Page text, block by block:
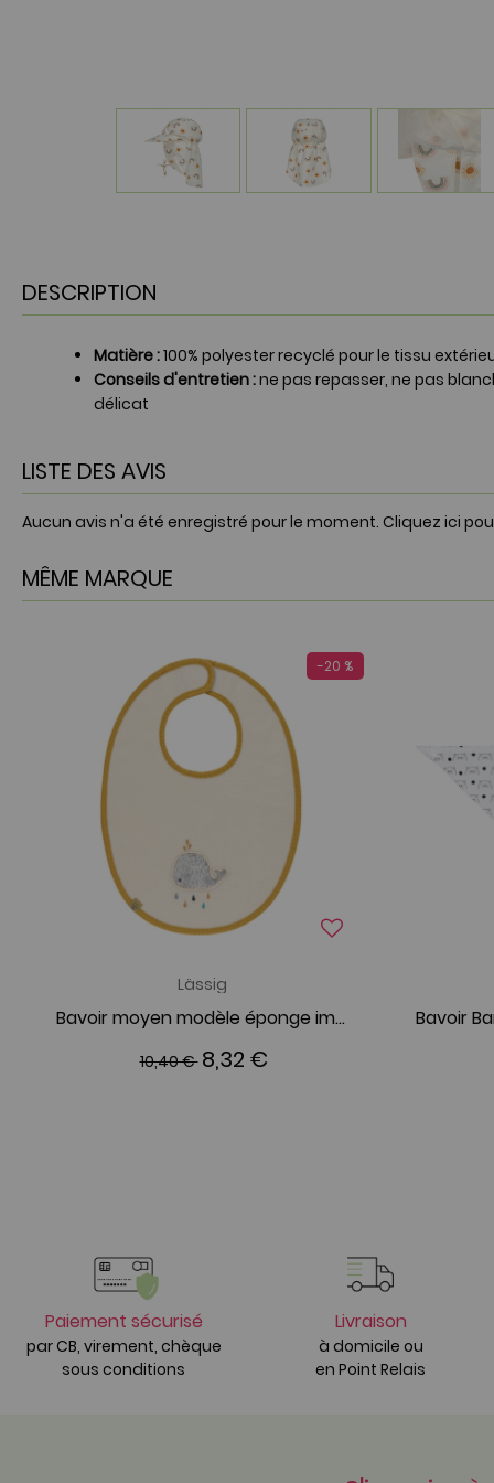
DESCRIPTION
Matière:100% polyester recyclé pour le tissu
Conseils d'entretien :ne pas repasser, ne pas
délicat
LISTE DES AVIS
Aucun avis n'a été enregistré pour le moment. Cliquez ici
MÊME MARQUE
-20 %
Lässig
Bavoir moyen modèle éponge imperméable Little Water Baleine
10,40 € 8,32 €
Paiement sécurisé
par CB, virement, chèque
sous conditions
Livraison
à domicile ou
en Point Relais